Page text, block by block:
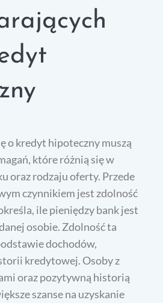
o kredyt hipoteczny muszą
które różnią się w
oraz rodzaju oferty. Przede
czynnikiem jest zdolność
ile pieniędzy bank jest
osobie. Zdolność ta
dochodów,
kredytowej. Osoby z
oraz pozytywną historią
szanse na uzyskanie